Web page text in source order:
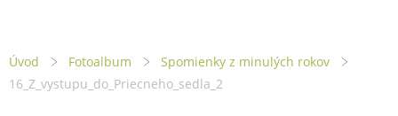
Úvod Fotoalbum
Spomienky z minulých rokov
16_Z_vystupu_do_Priecneho_sedla_2